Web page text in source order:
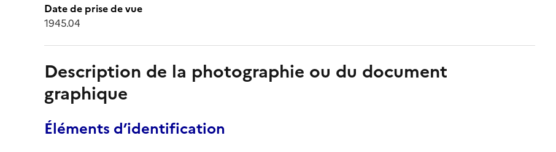
Date de prise de vue
1945.04
Description de la photographie ou du document
graphique
Éléments d’identification